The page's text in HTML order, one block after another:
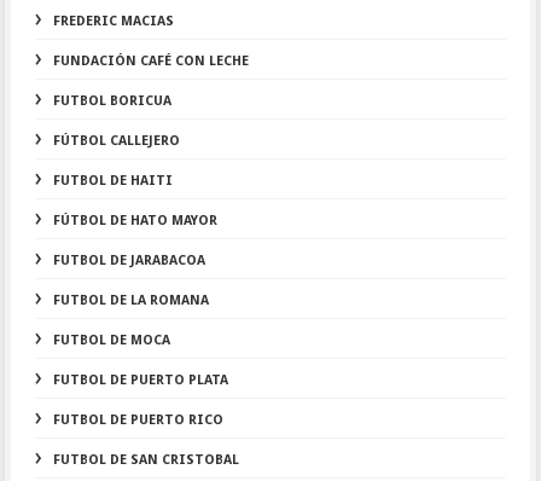
FREDERIC MACIAS
FUNDACIÓN CAFÉ CON LECHE
FUTBOL BORICUA
FÚTBOL CALLEJERO
FUTBOL DE HAITI
FÚTBOL DE HATO MAYOR
FUTBOL DE JARABACOA
FUTBOL DE LA ROMANA
FUTBOL DE MOCA
FUTBOL DE PUERTO PLATA
FUTBOL DE PUERTO RICO
FUTBOL DE SAN CRISTOBAL